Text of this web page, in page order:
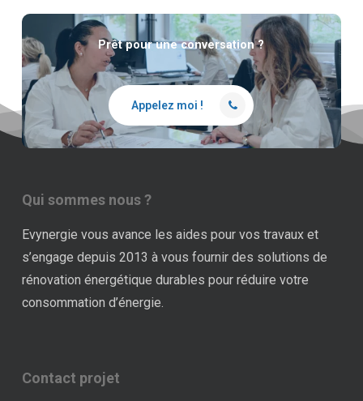
Prêt pour une conversation ?
Appelez moi !
Qui sommes nous ?
Evynergie vous avance les aides pour vos travaux et
s’engage depuis 2013 à vous fournir des solutions de
rénovation énergétique durables pour réduire votre
consommation d’énergie.
Contact projet